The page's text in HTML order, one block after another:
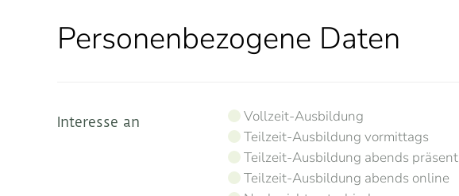
Personenbezogene Daten
Interesse an
Vollzeit-Ausbildung
Teilzeit-Ausbildung vormittags
Teilzeit-Ausbildung abends präsent
Teilzeit-Ausbildung abends online